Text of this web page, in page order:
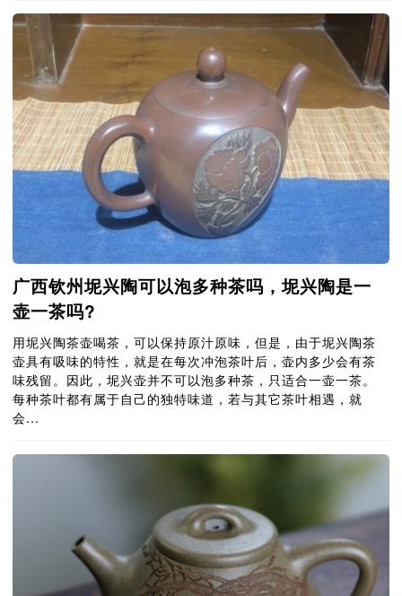
广西钦州坭兴陶可以泡多种茶吗，坭兴陶是一
壶一茶吗?
用坭兴陶茶壶喝茶，可以保持原汁原味，但是，由于坭兴陶茶
壶具有吸味的特性，就是在每次冲泡茶叶后，壶内多少会有茶
味残留。因此，坭兴壶并不可以泡多种茶，只适合一壶一茶。
每种茶叶都有属于自己的独特味道，若与其它茶叶相遇，就
会...